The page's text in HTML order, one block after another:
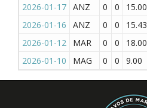
2026-01-17 ANZ 0 0 15.00
2026-01-16
ANZ 0 0 15.43
2026-01-12
MAR 0 0 18.00
2026-01-10
MAG 0 0 9.00